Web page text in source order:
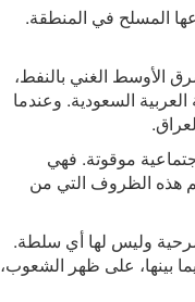
المسلح في المنطقة.
الأوسط الغني بالنفط،
السعودية. وعندما
موقوتة. فهي
هذه الظروف التي من
وليس لها أي سلطة.
بينها، على ظهر الشعوب،